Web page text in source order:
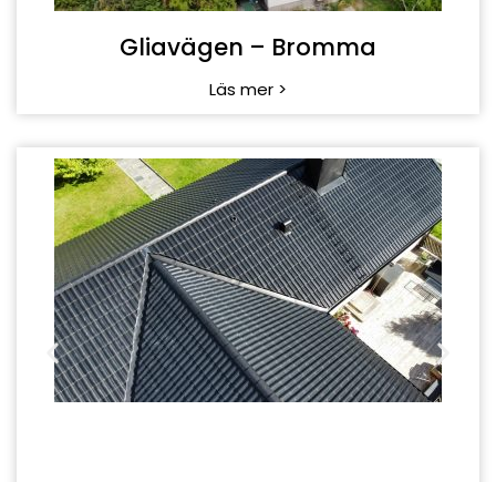
Gliavägen – Bromma
Läs mer >